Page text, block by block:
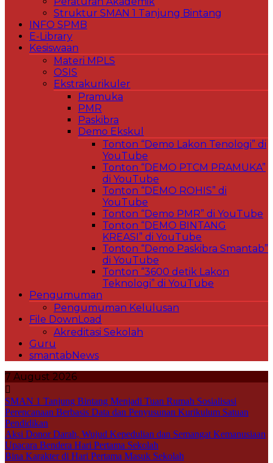
Struktur SMAN 1 Tanjung Bintang
INFO SPMB
E-Library
Kesiswaan
Materi MPLS
OSIS
Ekstrakurikuler
Pramuka
PMR
Paskibra
Demo Ekskul
Tonton “Demo Lakon Tenologi” di
YouTube
Tonton “DEMO PTCM PRAMUKA”
di YouTube
Tonton “DEMO ROHIS” di
YouTube
Tonton “Demo PMR” di YouTube
Tonton “DEMO BINTANG
KREASI” di YouTube
Tonton “Demo Paskibra Smantab”
di YouTube
Tonton “3600 detik Lakon
Teknologi” di YouTube
Pengumuman
Pengumuman Kelulusan
File DownLoad
Akreditasi Sekolah
Guru
smantabNews
7 August 2026
SMAN 1 Tanjung Bintang Menjadi Tuan Rumah Sosialisasi
Perencanaan Berbasis Data dan Penyusunan Kurikulum Satuan
Pendidikan
Aksi Donor Darah, Wujud Kepedulian dan Semangat Kemanusiaan
Upacara Bendera Hari Pertama Sekolah
Bina Karakter di Hari Pertama Masuk Sekolah